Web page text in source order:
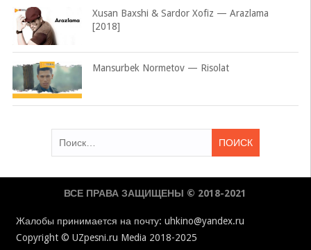
Xusan Baxshi & Sardor Xofiz — Arazlama
[2018]
Mansurbek Normetov — Risolat
ВСЕ ПРАВА ЗАЩИЩЕНЫ © 2018-2021
Жалобы принимается на почту: uhkino@yandex.ru
Copyright © UZpesni.ru Media 2018-2025